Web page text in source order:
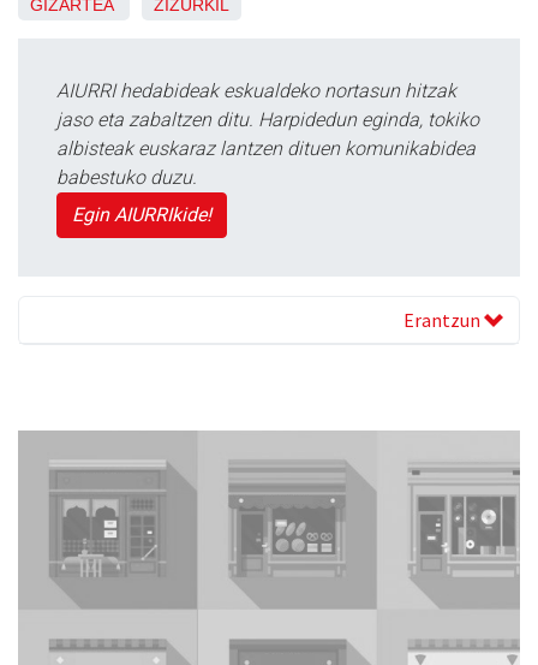
GIZARTEA ZIZURKIL
AIURRI hedabideak eskualdeko nortasun hitzak
jaso eta zabaltzen ditu. Harpidedun eginda, tokiko
albisteak euskaraz lantzen dituen komunikabidea
babestuko duzu.
Egin AIURRIkide!
Erantzun